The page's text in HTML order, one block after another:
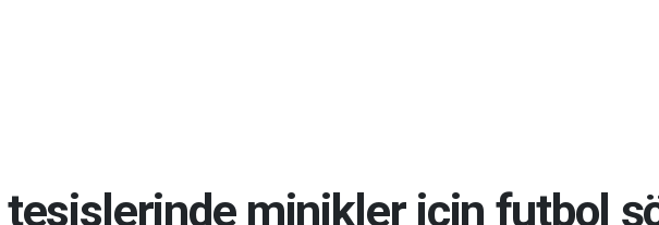
minikler için futbol